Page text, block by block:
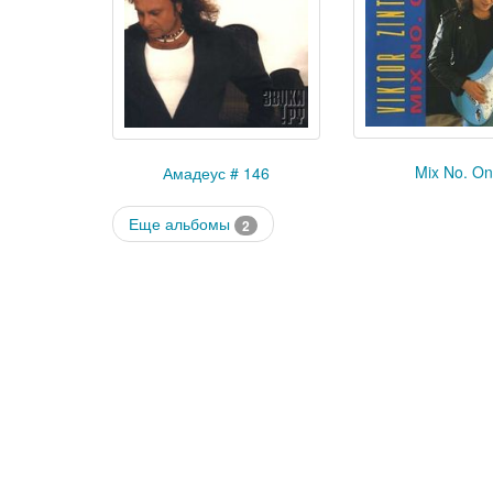
Амадеус # 146 Mix No.
Еще альбомы 2